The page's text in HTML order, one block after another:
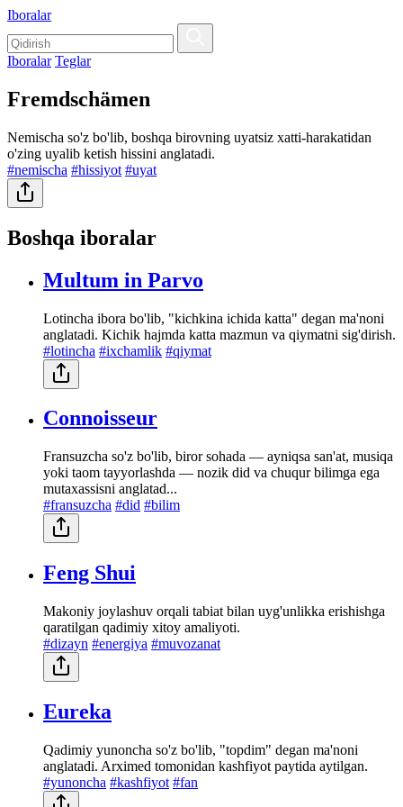
Iboralar
Iboralar Teglar
Fremdschämen
Nemischa so'z bo'lib, boshqa birovning uyatsiz xatti-harakatidan
o'zing uyalib ketish hissini anglatadi.
#nemischa #hissiyot #uyat
Boshqa iboralar
Multum in Parvo
Lotincha ibora bo'lib, "kichkina ichida katta" degan ma'noni
anglatadi. Kichik hajmda katta mazmun va qiymatni sig'dirish.
#lotincha #ixchamlik #qiymat
Connoisseur
Fransuzcha so'z bo'lib, biror sohada — ayniqsa san'at, musiqa
yoki taom tayyorlashda — nozik did va chuqur bilimga ega
mutaxassisni anglatad...
#fransuzcha #did #bilim
Feng Shui
Makoniy joylashuv orqali tabiat bilan uyg'unlikka erishishga
qaratilgan qadimiy xitoy amaliyoti.
#dizayn #energiya #muvozanat
Eureka
Qadimiy yunoncha so'z bo'lib, "topdim" degan ma'noni
anglatadi. Arximed tomonidan kashfiyot paytida aytilgan.
#yunoncha #kashfiyot #fan